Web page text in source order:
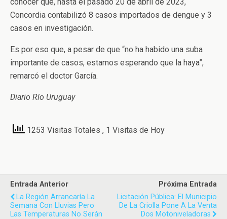
Concordia contabilizó 8 casos importados de dengue y 3
casos en investigación.
Es por eso que, a pesar de que “no ha habido una suba
importante de casos, estamos esperando que la haya”,
remarcó el doctor García.
Diario Río Uruguay
1253 Visitas Totales , 1 Visitas de Hoy
Entrada Anterior
La Región Arrancaría La
Semana Con Lluvias Pero
Las Temperaturas No Serán
Próxima Entrada
Licitación Pública: El Municipio
De La Criolla Pone A La Venta
Dos Motoniveladoras